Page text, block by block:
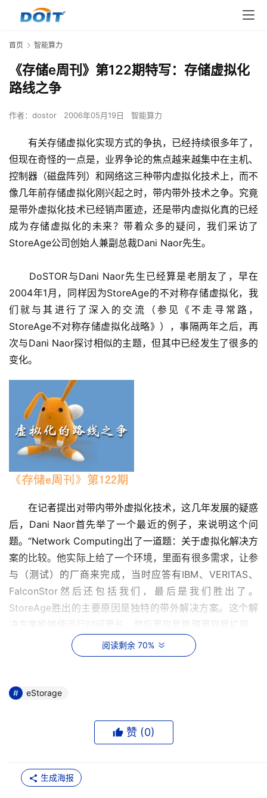
首页 智能算力
《存储e周刊》第122期特写：存储虚拟化
路线之争
作者： dostor 2006年05月19日 智能算力
有关存储虚拟化实现方式的争执，已经持续很多年了，
但现在奇怪的一点是，业界争论的焦点越来越集中在主机、
控制器（磁盘阵列）和网络这三种带内虚拟化技术上，而不
像几年前存储虚拟化刚兴起之时，带内带外技术之争。究竟
是带外虚拟化技术已经销声匿迹，还是带内虚拟化真的已经
成为存储虚拟化的未来？带着众多的疑问，我们采访了
StoreAge公司创始人兼副总裁Dani Naor先生。
DoSTOR与Dani Naor先生已经算是老朋友了，早在
2004年1月，同样因为StoreAge的不对称存储虚拟化，我
们就与其进行了深入的交流（参见《不走寻常路，
StoreAge不对称存储虚拟化战略》），事隔两年之后，再
次与Dani Naor探讨相似的主题，但其中已经发生了很多的
变化。
在记者提出对带内带外虚拟化技术，这几年发展的疑惑
后，Dani Naor首先举了一个最近的例子，来说明这个问
题。“Network Computing出了一道题：关于虚拟化解决方
案的比较。他实际上给了一个环境，里面有很多需求，让参
与（测试）的厂商来完成，当时应答有IBM、VERITAS、
FalconStor然后还包括我们，最后是我们胜出了。
StoreAge胜出的主要原因是独特的带外解决方案。这个解
决方案能够使运行时间更长，然后更容易管理更容易扩展，
有很多优势，最后Network Computing Magazine选择了
StoreAge作为editor choice奖。”Network Computing选
器要先接到安装了虚拟引擎的设备上，该设备再连接到SAN
盘阵列数量不多的时候没有什么问题，但当客户有大量的服
务器与磁盘阵列时，由于所有的设备都要连接到虚拟引擎设
的内存。另外，带内虚拟在提供冗余时也会需要更多的花
阅读剩余 70%
eStorage
赞 (0)
生成海报